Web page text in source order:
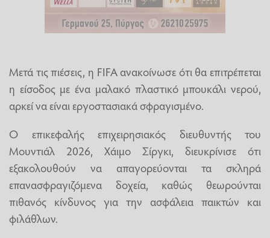
Μετά τις πιέσεις, η FIFA ανακοίνωσε ότι θα επιτρέπεται
η είσοδος με ένα μαλακό πλαστικό μπουκάλι νερού,
αρκεί να είναι εργοστασιακά σφραγισμένο.
Ο επικεφαλής επιχειρησιακός διευθυντής του
Μουντιάλ 2026, Χάιμο Σίργκι, διευκρίνισε ότι
εξακολουθούν να απαγορεύονται τα σκληρά
επανασφραγιζόμενα δοχεία, καθώς θεωρούνται
πιθανός κίνδυνος για την ασφάλεια παικτών και
φιλάθλων.